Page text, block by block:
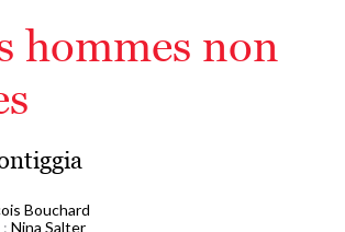
hommes non
Bouchard
Nina Salter